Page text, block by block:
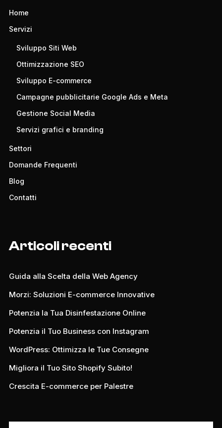
Home
Servizi
Sviluppo Siti Web
Ottimizzazione SEO
Sviluppo E-commerce
Campagne pubblicitarie Google Ads e Meta
Gestione Social Media
Servizi grafici e branding
Settori
Domande Frequenti
Blog
Contatti
Articoli recenti
Guida alla Scelta della Web Agency
Morzi: Soluzioni E-commerce Innovative
Potenzia la Tua Disinfestazione Online
Potenzia il Tuo Business con Instagram
WordPress: Ottimizza le Tue Consegne
Migliora il Tuo Sito Shopify Subito!
Crescita E-commerce per Palestre